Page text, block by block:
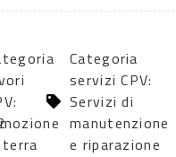
Categoria
servizi CPV:
Servizi di
manutenzione
e riparazione